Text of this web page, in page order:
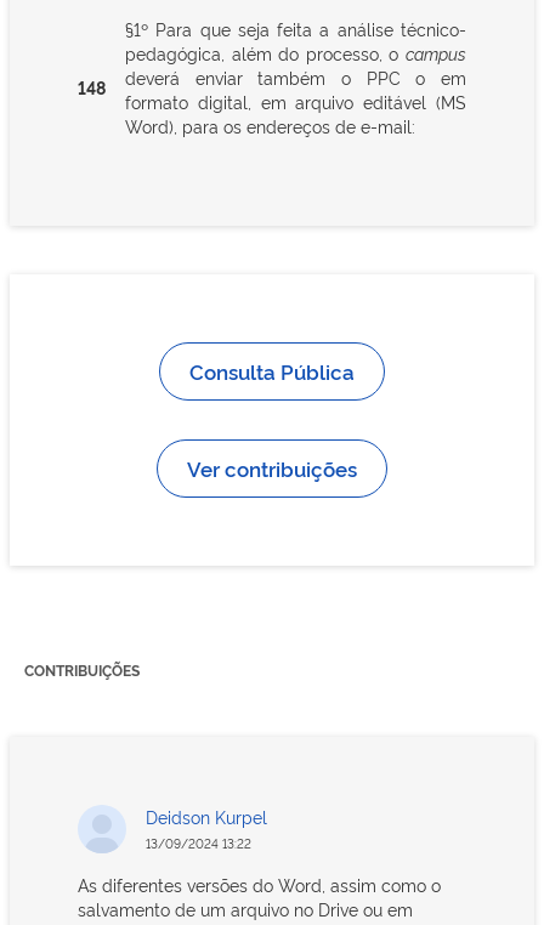
148
§1º Para que seja feita a análise técnico-
pedagógica, além do processo, o campus
deverá enviar também o PPC o em
formato digital, em arquivo editável (MS
Word), para os endereços de e-mail:
Consulta Pública
Ver contribuições
CONTRIBUIÇÕES
Deidson Kurpel
13/09/2024 13:22
As diferentes versões do Word, assim como o
salvamento de um arquivo no Drive ou em